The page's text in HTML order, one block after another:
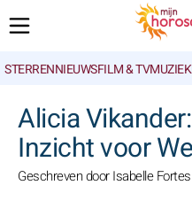
STERRENNIEUWSFILM & TVMUZIEK
Alicia
Inzicht voor
Geschreven door Isabelle Fortes